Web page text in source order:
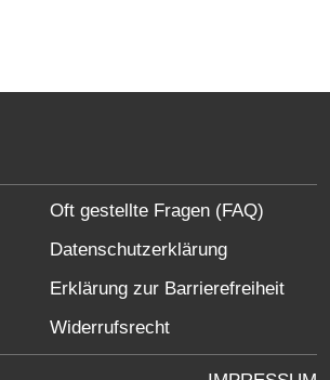
Oft gestellte Fragen (FAQ)
Datenschutzerklärung
Erklärung zur Barrierefreiheit
Widerrufsrecht